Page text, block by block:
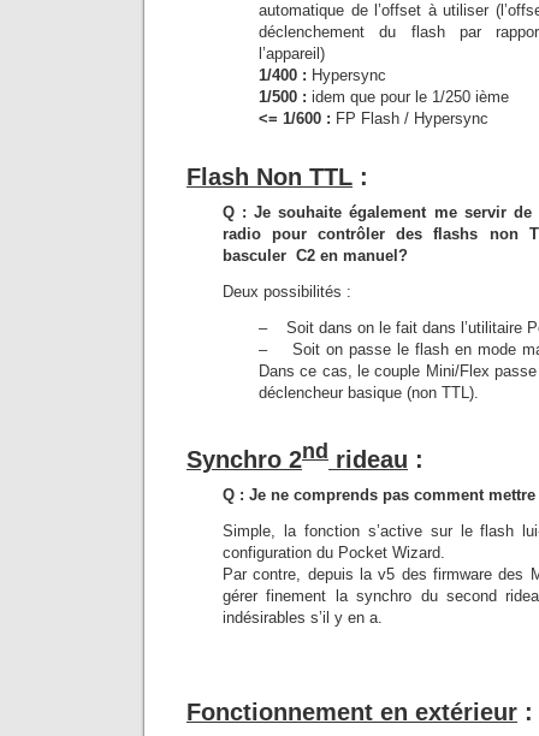
automatique de l’offset à utiliser
déclenchement du flash par
l’appareil)
1/400 : Hypersync
1/500 : idem que pour le 1/250 ième
<= 1/600 : FP Flash / Hypersync
Flash Non TTL :
Q : Je souhaite également me servir de
radio pour contrôler des flashs non
basculer C2 en manuel?
Deux possibilités :
– Soit dans on le fait dans l’utilitaire
– Soit on passe le flash en mode
Dans ce cas, le couple Mini/Flex
déclencheur basique (non TTL).
Synchro 2nd rideau :
Q : Je ne comprends pas comment
Simple, la fonction s’active sur le flash
configuration du Pocket Wizard.
Par contre, depuis la v5 des firmware des
gérer finement la synchro du second
indésirables s’il y en a.
Fonctionnement en extérieur :